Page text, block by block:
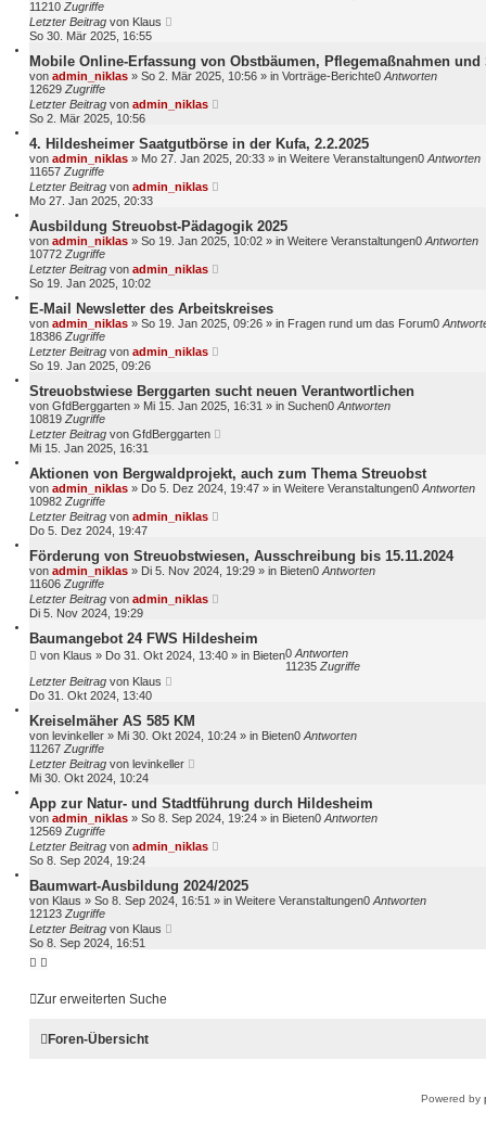
11210 Zugriffe
Letzter Beitrag von Klaus
So 30. Mär 2025, 16:55
Mobile Online-Erfassung von Obstbäumen, Pflegemaßnahmen und
von admin_niklas » So 2. Mär 2025, 10:56 » in Vorträge-Berichte0 Antworten
12629 Zugriffe
Letzter Beitrag von admin_niklas
So 2. Mär 2025, 10:56
4. Hildesheimer Saatgutbörse in der Kufa, 2.2.2025
von admin_niklas » Mo 27. Jan 2025, 20:33 » in Weitere Veranstaltungen0 Antworten
11657 Zugriffe
Letzter Beitrag von admin_niklas
Mo 27. Jan 2025, 20:33
Ausbildung Streuobst-Pädagogik 2025
von admin_niklas » So 19. Jan 2025, 10:02 » in Weitere Veranstaltungen0 Antworten
10772 Zugriffe
Letzter Beitrag von admin_niklas
So 19. Jan 2025, 10:02
E-Mail Newsletter des Arbeitskreises
von admin_niklas » So 19. Jan 2025, 09:26 » in Fragen rund um das Forum0
18386 Zugriffe
Letzter Beitrag von admin_niklas
So 19. Jan 2025, 09:26
Streuobstwiese Berggarten sucht neuen Verantwortlichen
von GfdBerggarten » Mi 15. Jan 2025, 16:31 » in Suchen0 Antworten
10819 Zugriffe
Letzter Beitrag von GfdBerggarten
Mi 15. Jan 2025, 16:31
Aktionen von Bergwaldprojekt, auch zum Thema Streuobst
von admin_niklas » Do 5. Dez 2024, 19:47 » in Weitere Veranstaltungen0 Antworten
10982 Zugriffe
Letzter Beitrag von admin_niklas
Do 5. Dez 2024, 19:47
Förderung von Streuobstwiesen, Ausschreibung bis 15.11.2024
von admin_niklas » Di 5. Nov 2024, 19:29 » in Bieten0 Antworten
11606 Zugriffe
Letzter Beitrag von admin_niklas
Di 5. Nov 2024, 19:29
Baumangebot 24 FWS Hildesheim
von Klaus » Do 31. Okt 2024, 13:40 » in Bieten0 Antworten
11235 Zugriffe
Letzter Beitrag von Klaus
Do 31. Okt 2024, 13:40
Kreiselmäher AS 585 KM
von levinkeller » Mi 30. Okt 2024, 10:24 » in Bieten0 Antworten
11267 Zugriffe
Letzter Beitrag von levinkeller
Mi 30. Okt 2024, 10:24
App zur Natur- und Stadtführung durch Hildesheim
von admin_niklas » So 8. Sep 2024, 19:24 » in Bieten0 Antworten
12569 Zugriffe
Letzter Beitrag von admin_niklas
So 8. Sep 2024, 19:24
Baumwart-Ausbildung 2024/2025
von Klaus » So 8. Sep 2024, 16:51 » in Weitere Veranstaltungen0 Antworten
12123 Zugriffe
Letzter Beitrag von Klaus
So 8. Sep 2024, 16:51
Zur erweiterten Suche
Foren-Übersicht
Powered by